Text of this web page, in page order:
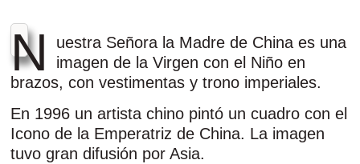
N
uestra Señora la Madre de China es una
imagen de la Virgen con el Niño en
brazos, con vestimentas y trono imperiales.
En 1996 un artista chino pintó un cuadro con el
Icono de la Emperatriz de China. La imagen
tuvo gran difusión por Asia.